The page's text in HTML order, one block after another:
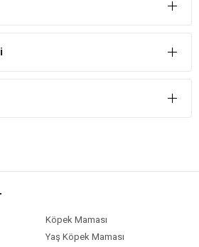
Köpek Maması
Yaş Köpek Maması